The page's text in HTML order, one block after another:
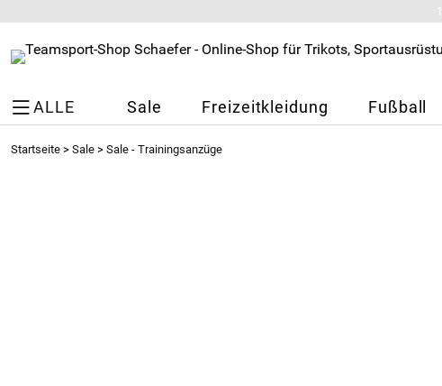
ALLE Sale Freizeitkleidung Fußball
Startseite > Sale > Sale - Trainingsanzüge